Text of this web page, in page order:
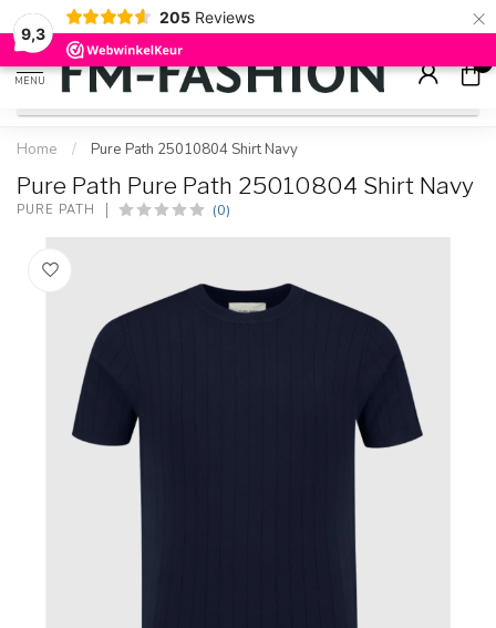
9,3
205 Reviews ×
Check onzesale artikelenvoor flinke kortingen
MENU
0
Home / Pure Path 25010804 Shirt Navy
Pure Path Pure Path 25010804 Shirt Navy
PURE PATH (0)